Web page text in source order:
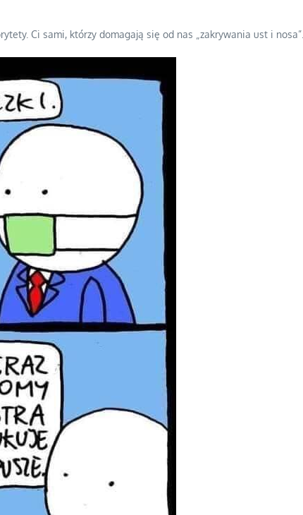
Ci sami, którzy domagają się od nas „zakrywania ust i nosa”.